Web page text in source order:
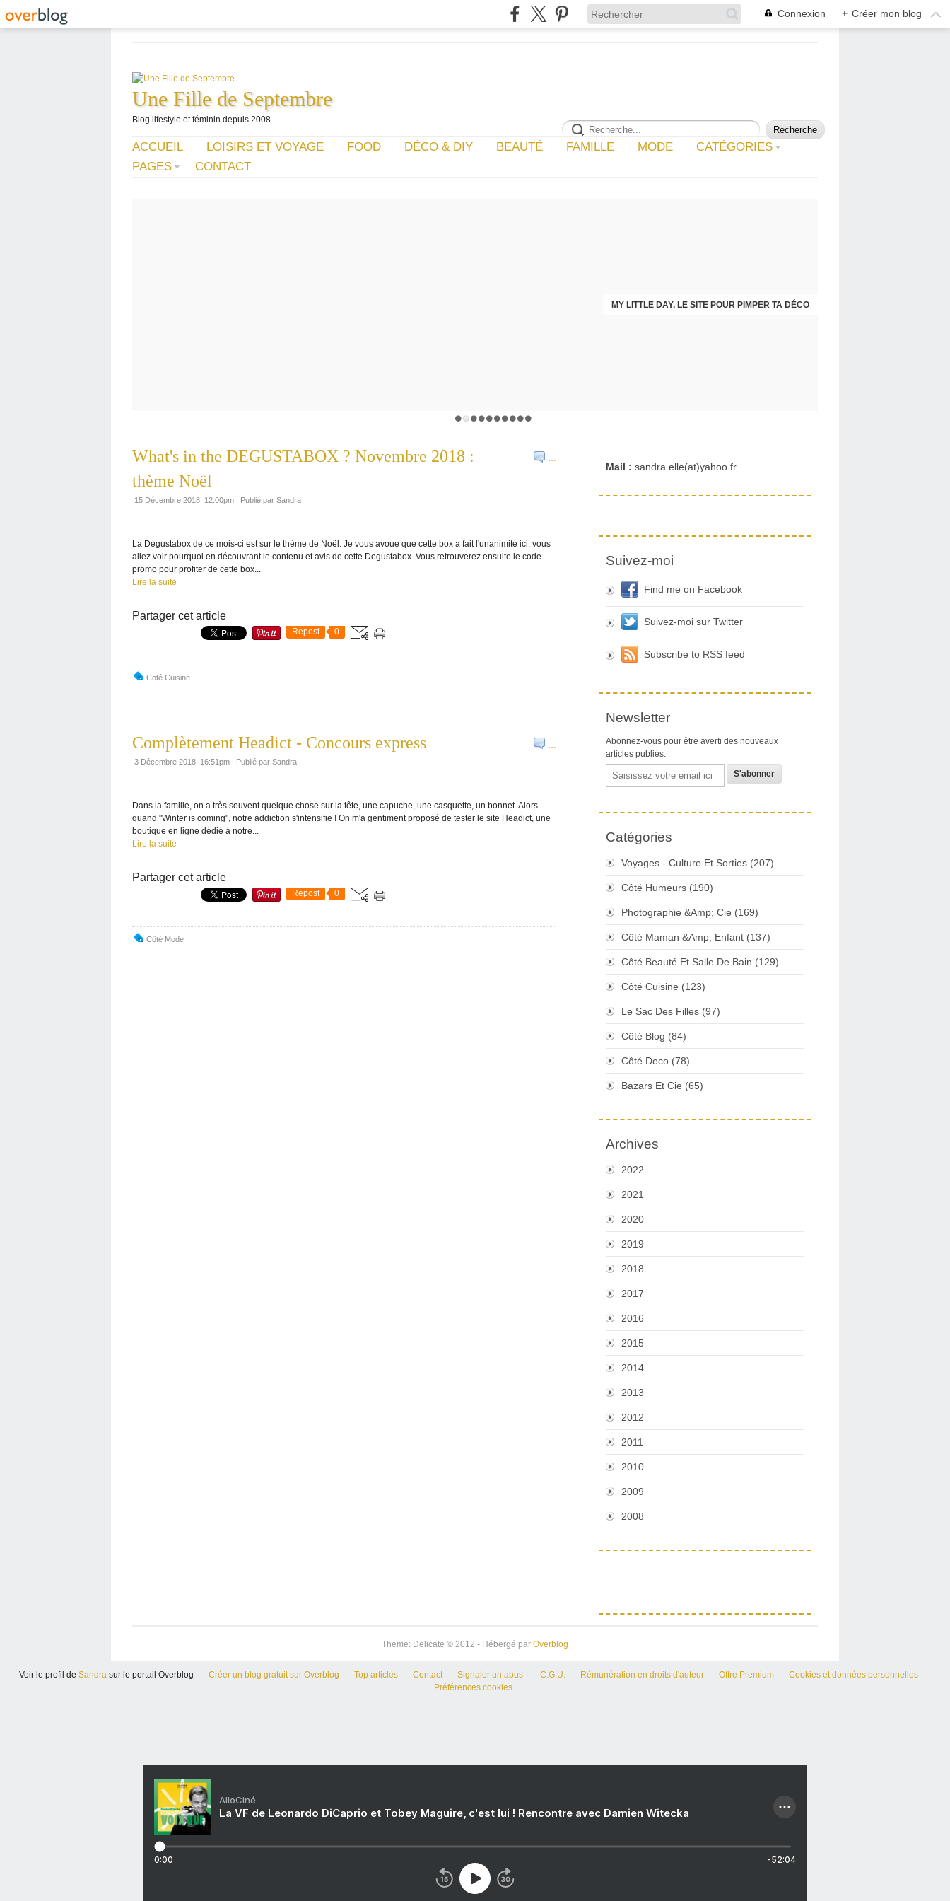
Connexion + Créer mon blog
Une Fille de Septembre
Blog lifestyle et féminin depuis 2008
ACCUEIL LOISIRS ET VOYAGE FOOD DÉCO & DIY BEAUTÉ FAMILLE MODE
CATÉGORIES
PAGES
CONTACT
MY LITTLE DAY, LE SITE POUR PIMPER TA DÉCO
JE VIEILLIS, CLARINS PREND SOIN DE MOI.
…
What's in the DEGUSTABOX ? Novembre 2018 :
thème Noël
15 Décembre 2018, 12:00pm | Publié par Sandra
La Degustabox de ce mois-ci est sur le thème de Noël. Je vous avoue que cette box a fait l'unanimité ici, vous
allez voir pourquoi en découvrant le contenu et avis de cette Degustabox. Vous retrouverez ensuite le code
promo pour profiter de cette box...
Lire la suite
Partager cet article
Repost 0
Coté Cuisine
…
Complètement Headict - Concours express
3 Décembre 2018, 16:51pm | Publié par Sandra
Dans la famille, on a très souvent quelque chose sur la tête, une capuche, une casquette, un bonnet. Alors
quand "Winter is coming", notre addiction s'intensifie ! On m'a gentiment proposé de tester le site Headict, une
boutique en ligne dédié à notre...
Lire la suite
Partager cet article
Repost 0
Côté Mode
Mail : sandra.elle(at)yahoo.fr
Suivez-moi
Find me on Facebook
Suivez-moi sur Twitter
Subscribe to RSS feed
Newsletter
Abonnez-vous pour être averti des nouveaux
articles publiés.
Email
Catégories
Voyages - Culture Et Sorties (207)
Côté Humeurs (190)
Photographie &Amp; Cie (169)
Côté Maman &Amp; Enfant (137)
Côté Beauté Et Salle De Bain (129)
Côté Cuisine (123)
Le Sac Des Filles (97)
Côté Blog (84)
Côté Deco (78)
Bazars Et Cie (65)
Archives
2022
2021
2020
2019
2018
2017
2016
2015
2014
2013
2012
2011
2010
2009
2008
Theme: Delicate © 2012 - Hébergé par Overblog
Voir le profil de Sandra sur le portail Overblog Créer un blog gratuit sur Overblog Top articles Contact Signaler un abus C.G.U. Rémunération en droits d'auteur Offre Premium
Cookies et données personnelles
Préférences cookies
AlloCiné
La VF de Leonardo DiCaprio et Tobey Maguire, c'est lui ! Rencontre avec Damien Witecka
0:00 -52:04